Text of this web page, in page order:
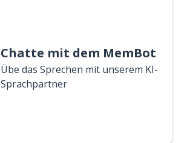
Chatte mit dem MemBot
Übe das Sprechen mit unserem KI-
Sprachpartner